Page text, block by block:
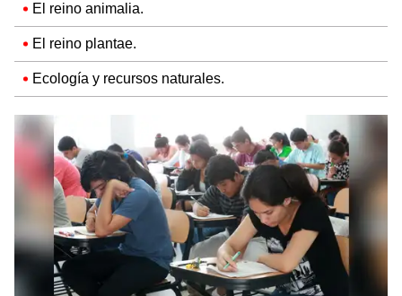
El reino animalia.
El reino plantae.
Ecología y recursos naturales.